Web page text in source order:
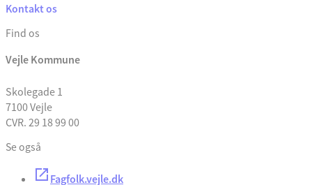
Kontakt os
Find os
Vejle Kommune
Skolegade 1
7100 Vejle
CVR. 29 18 99 00
Se også
Fagfolk.vejle.dk